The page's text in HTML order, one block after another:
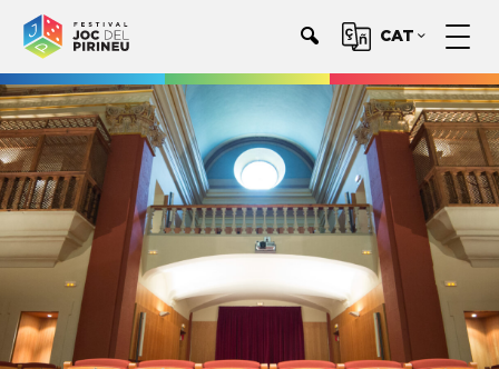
CAT